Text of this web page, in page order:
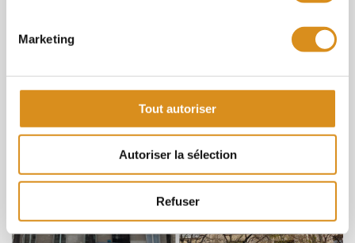
Marketing
Tout autoriser
Autoriser la sélection
Refuser
Découvrir le cas